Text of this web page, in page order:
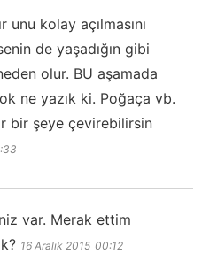
unu kolay açılmasını
de yaşadığın gibi
olur. BU aşamada
ne yazık ki. Poğaça vb.
bir şeye çevirebilirsin
var. Merak ettim
16 Aralık 2015 00:12